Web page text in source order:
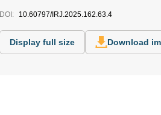
DOI: 10.60797/IRJ.2025.162.63.4
Display full size Download